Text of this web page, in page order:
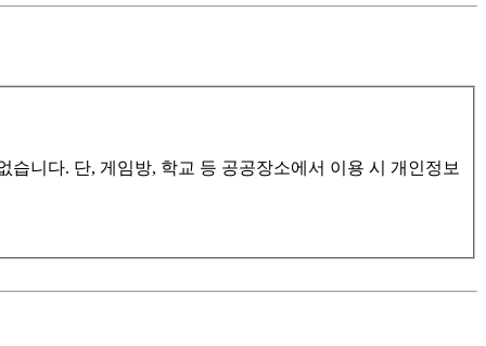
니다. 단, 게임방, 학교 등 공공장소에서 이용 시 개인정보